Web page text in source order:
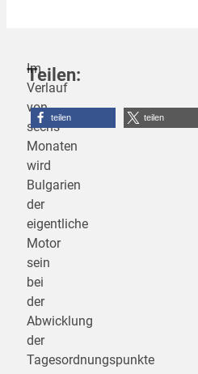
Im
Verlauf
von
sechs
Monaten
wird
Bulgarien
der
eigentliche
Motor
sein
bei
der
Abwicklung
der
Tagesordnungspunkte
Teilen:
teilen teilen